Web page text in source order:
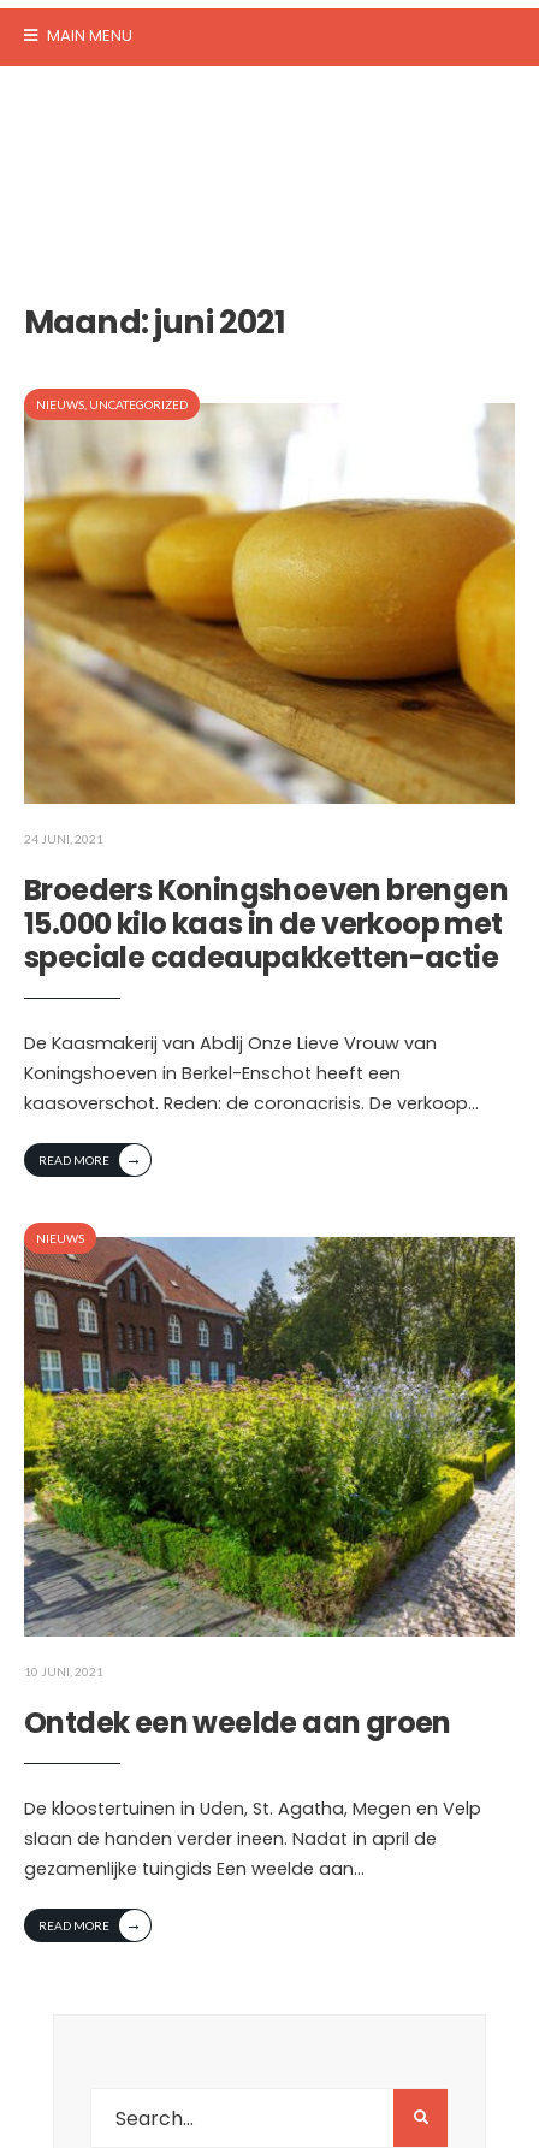
MAIN MENU
Maand:juni 2021
NIEUWS UNCATEGORIZED
24 JUNI, 2021
Broeders Koningshoeven brengen
15.000 kilo kaas in de verkoop met
speciale cadeaupakketten-actie
De Kaasmakerij van Abdij Onze Lieve Vrouw van
Koningshoeven in Berkel-Enschot heeft een
kaasoverschot. Reden: de coronacrisis. De verkoop...
READ MORE →
NIEUWS
10 JUNI, 2021
Ontdek een weelde aan groen
De kloostertuinen in Uden, St. Agatha, Megen en Velp
slaan de handen verder ineen. Nadat in april de
gezamenlijke tuingids Een weelde aan...
READ MORE →